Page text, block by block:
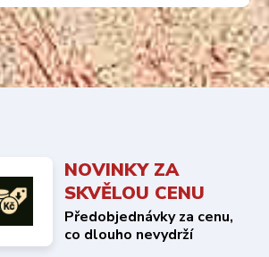
NOVINKY ZA
SKVĚLOU CENU
Předobjednávky za cenu,
co dlouho nevydrží